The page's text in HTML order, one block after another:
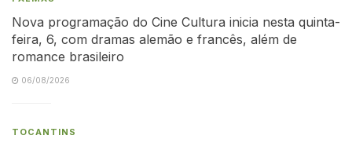
Nova programação do Cine Cultura inicia nesta quinta-
feira, 6, com dramas alemão e francês, além de
romance brasileiro
06/08/2026
TOCANTINS